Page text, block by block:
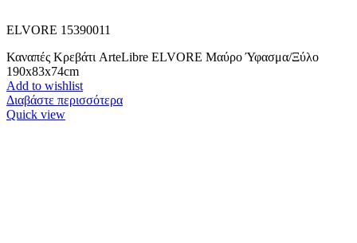
ELVORE 15390011
Καναπές Κρεβάτι ArteLibre ELVORE Μαύρο Ύφασμα/Ξύλο
190x83x74cm
Add to wishlist
Διαβάστε περισσότερα
Quick view